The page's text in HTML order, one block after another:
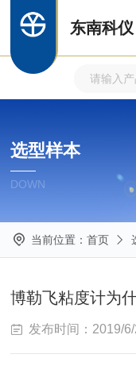
东南科仪
选型样本
DOWN
当前位置： 首页
博勒飞粘度计为
发布时间：2019/